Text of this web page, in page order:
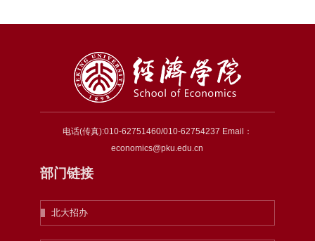
电话(传真):010-62751460/010-62754237 Email：
economics@pku.edu.cn
部门链接
北大招办